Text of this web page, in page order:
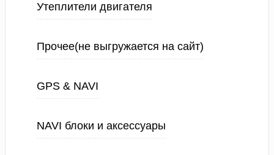
Утеплители двигателя
Прочее(не выгружается на сайт)
GPS & NAVI
NAVI блоки и аксессуары